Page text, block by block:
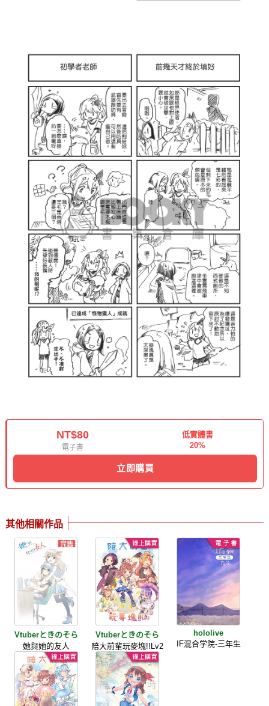
NT$80
電子書
低實體書
20%
立即購買
其他相關作品
Vtuberときのそら
她與她的友人
Vtuberときのそら
陪大前輩玩麥塊!!Lv2
hololive
IF混合学院-三年生